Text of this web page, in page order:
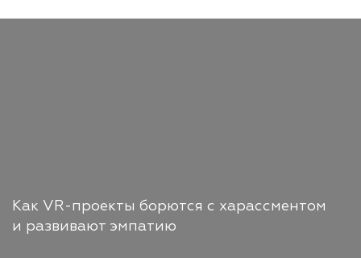
Как VR-проекты борются с харассментом
и развивают эмпатию